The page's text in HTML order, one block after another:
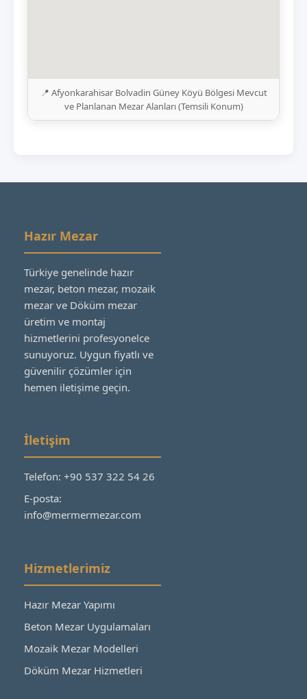
📍 Afyonkarahisar Bolvadin Güney Köyü Bölgesi Mevcut
ve Planlanan Mezar Alanları (Temsili Konum)
Hazır Mezar
Türkiye genelinde hazır
mezar, beton mezar, mozaik
mezar ve Döküm mezar
üretim ve montaj
hizmetlerini profesyonelce
sunuyoruz. Uygun fiyatlı ve
güvenilir çözümler için
hemen iletişime geçin.
İletişim
Telefon: +90 537 322 54 26
E-posta:
info@mermermezar.com
Hizmetlerimiz
Hazır Mezar Yapımı
Beton Mezar Uygulamaları
Mozaik Mezar Modelleri
Döküm Mezar Hizmetleri